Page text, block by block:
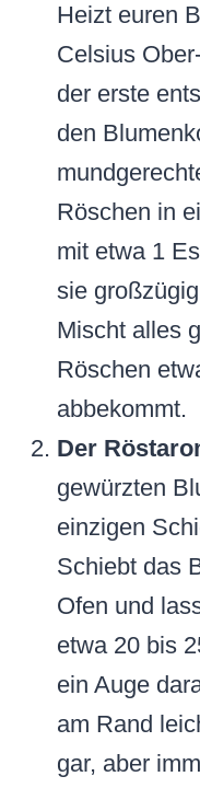
Heizt euren
Celsius
der erste
den
Röschen in
mit etwa 1
sie
Mischt alles
Röschen
abbekommt.
Der
gewürzten
einzigen
Schiebt das
Ofen und
etwa 20 bis
ein Auge
am Rand
gar, aber